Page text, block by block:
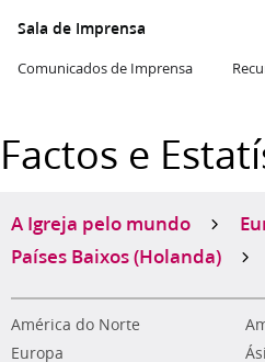
Sala de Imprensa
Comunicados de Imprensa
Factos e
A Igreja pelo mundo
Países Baixos (Holanda)
América do Norte
Europa